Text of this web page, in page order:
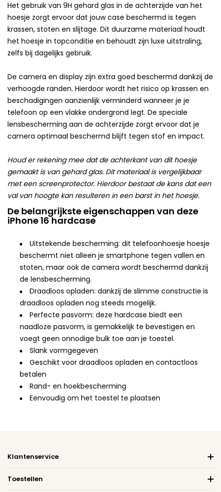
Het gebruik van 9H gehard glas in de achterzijde van het
hoesje zorgt ervoor dat jouw case beschermd is tegen
krassen, stoten en slijtage. Dit duurzame materiaal houdt
het hoesje in topconditie en behoudt zijn luxe uitstraling,
zelfs bij dagelijks gebruik.
De camera en display zijn extra goed beschermd dankzij de
verhoogde randen. Hierdoor wordt het risico op krassen en
beschadigingen aanzienlijk verminderd wanneer je je
telefoon op een vlakke ondergrond legt. De speciale
lensbescherming aan de achterzijde zorgt ervoor dat je
camera optimaal beschermd blijft tegen stof en impact.
Houd er rekening mee dat de achterkant van dit hoesje
gemaakt is van gehard glas. Dit materiaal is vergelijkbaar
met een screenprotector. Hierdoor bestaat de kans dat een
val van hoogte kan resulteren in een barst in het hoesje.
De belangrijkste eigenschappen van deze
iPhone 16 hardcase
Uitstekende bescherming: dit telefoonhoesje hoesje
beschermt niet alleen je smartphone tegen vallen en
stoten, maar ook de camera wordt beschermd dankzij
de lensbescherming.
Draadloos opladen: dankzij de slimme constructie is
draadloos opladen nog steeds mogelijk.
Perfecte pasvorm: deze hardcase biedt een
naadloze pasvorm, is gemakkelijk te bevestigen en
voegt geen onnodige bulk toe aan je toestel.
Slank vormgegeven
Geschikt voor draadloos opladen en contactloos
betalen
Rand- en hoekbescherming
Eenvoudig om het toestel te plaatsen
Klantenservice
Toestellen